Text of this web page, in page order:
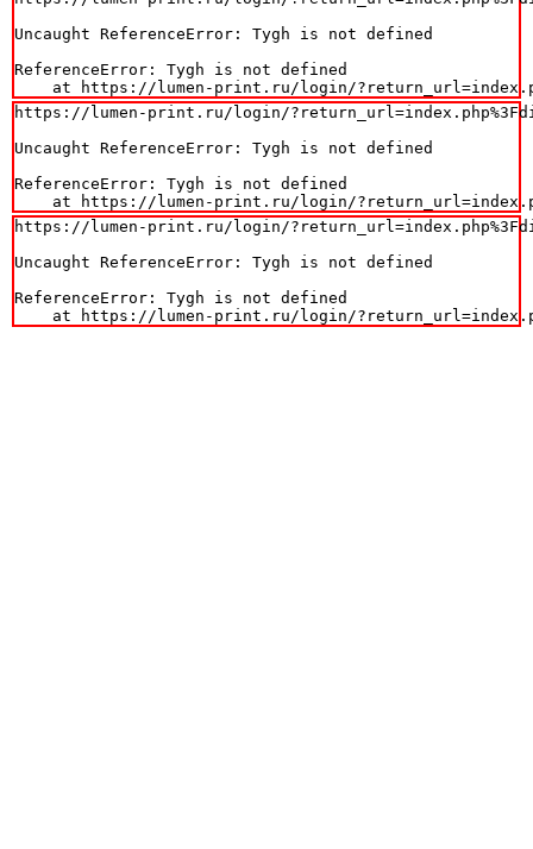
Uncaught ReferenceError: Tygh is not defined
ReferenceError: Tygh is not defined
at https://lumen-print.ru/login/
https://lumen-print.ru/login/
Uncaught ReferenceError: Tygh is not defined
ReferenceError: Tygh is not defined
at https://lumen-print.ru/login/
https://lumen-print.ru/login/
Uncaught ReferenceError: Tygh is not defined
ReferenceError: Tygh is not defined
at https://lumen-print.ru/login/